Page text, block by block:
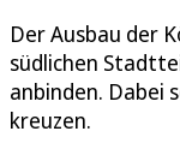
Der Ausbau der
südlichen
anbinden. Dabei
kreuzen.